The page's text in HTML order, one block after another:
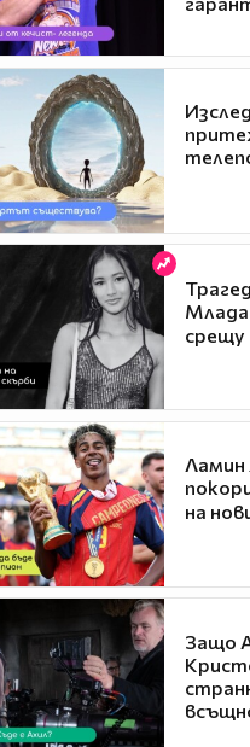
срещу
на
Защо